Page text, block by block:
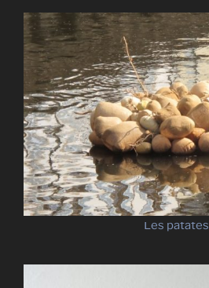
Les patates